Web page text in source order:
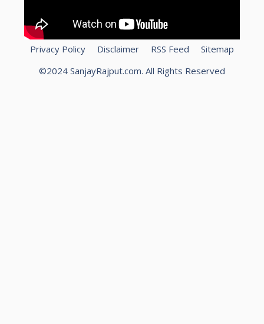
Privacy Policy Disclaimer RSS Feed
Sitemap
©2024 SanjayRajput.com. All Rights Reserved